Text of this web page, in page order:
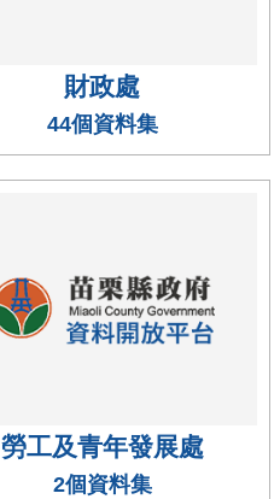
財政處
44個資料集
勞工及青年發展處
2個資料集